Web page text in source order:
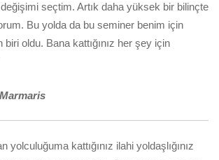
değişimi seçtim. Artık daha yüksek bir bilinçte
Bu yolda da bu seminer benim için
biri oldu. Bana kattığınız her şey için
yolculuğuma kattığınız ilahi yoldaşlığınız